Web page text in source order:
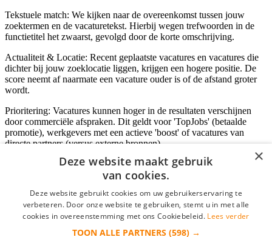
Tekstuele match: We kijken naar de overeenkomst tussen jouw
zoektermen en de vacaturetekst. Hierbij wegen trefwoorden in de
functietitel het zwaarst, gevolgd door de korte omschrijving.
Actualiteit & Locatie: Recent geplaatste vacatures en vacatures die
dichter bij jouw zoeklocatie liggen, krijgen een hogere positie. De
score neemt af naarmate een vacature ouder is of de afstand groter
wordt.
Prioritering: Vacatures kunnen hoger in de resultaten verschijnen
door commerciële afspraken. Dit geldt voor 'TopJobs' (betaalde
promotie), werkgevers met een actieve 'boost' of vacatures van
directe partners (versus externe bronnen).
Inloggen als bedrijf
*
×
Deze website maakt gebruik
van cookies.
Deze website gebruikt cookies om uw gebruikerservaring te
verbeteren. Door onze website te gebruiken, stemt u in met alle
cookies in overeenstemming met ons Cookiebeleid. Lees verder
TOON ALLE PARTNERS (598) →